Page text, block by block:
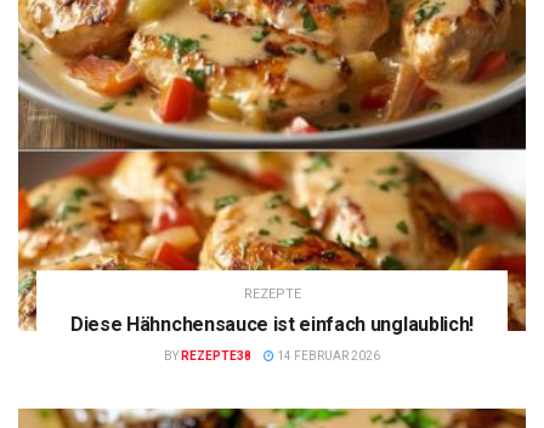
REZEPTE
Diese Hähnchensauce ist einfach unglaublich!
BY REZEPTE38 14 FEBRUAR 2026